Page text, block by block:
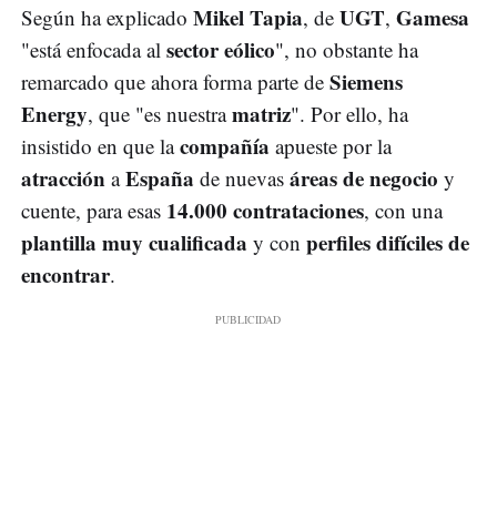
Según ha explicado Mikel Tapia, de UGT, Gamesa
"está enfocada al sector eólico", no obstante ha
remarcado que ahora forma parte de Siemens
Energy, que "es nuestramatriz". Por ello, ha
insistido en que lacompañía apueste por la
atracción aEspaña de nuevas áreas de negocio y
cuente, para esas 14.000 contrataciones, con una
plantilla muy cualificada y con perfiles difíciles de
encontrar.